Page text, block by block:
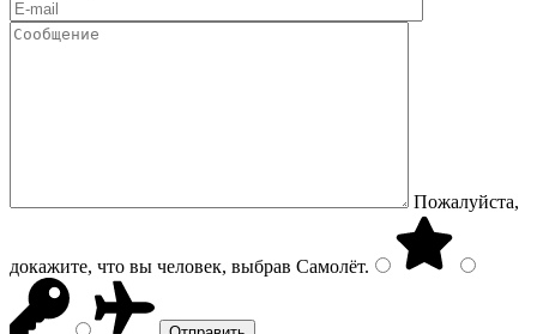
Пожалуйста,
докажите, что вы человек, выбрав Самолёт.